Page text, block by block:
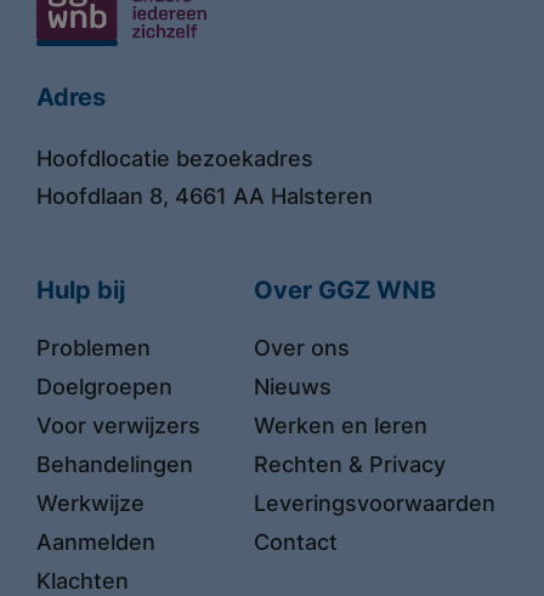
Adres
Hoofdlocatie bezoekadres
Hoofdlaan 8, 4661 AA Halsteren
Hulp bij
Problemen
Doelgroepen
Voor verwijzers
Behandelingen
Werkwijze
Aanmelden
Klachten
Over GGZ WNB
Over ons
Nieuws
Werken en leren
Rechten & Privacy
Leveringsvoorwaarden
Contact